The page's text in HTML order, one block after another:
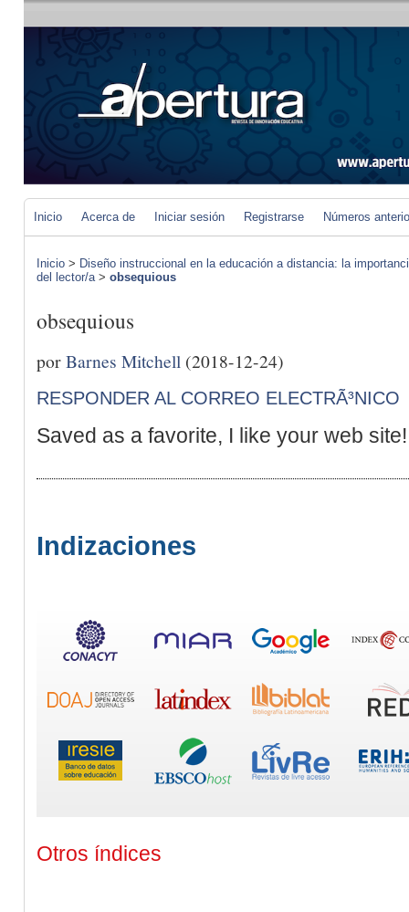
Inicio Acerca de Iniciar sesión Registrarse Números
Inicio > Diseño instruccional en la educación a distancia: la
del lector/a> obsequious
obsequious
porBarnes Mitchell (2018-12-24)
RESPONDER AL CORREO ELECTRÃ³NICO
Saved as a favorite, I like your web site!
Indizaciones
Otros índices